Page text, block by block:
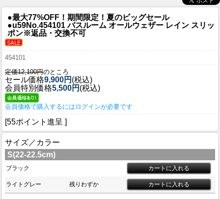
●最大77%OFF！期間限定！夏のビッグセール
●u59No.454101 バスルーム オールウェザー レイン スリッ
ポン※返品・交換不可
454101
定価12,100円のところ
セール価格9,900円 (税込)
会員特別価格5,500円 (税込)
会員価格で購入するにはログインが必要です
[55ポイント進呈 ]
サイズ／カラー
S(22-22.5cm)
ブラック
ライトグレー 残りわずか